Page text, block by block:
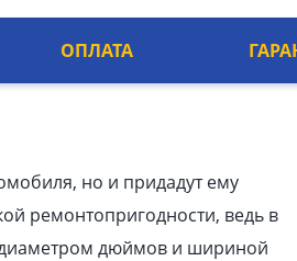
ОПЛАТА
но и придадут ему
ремонтопригодности, ведь в
дюймов и шириной